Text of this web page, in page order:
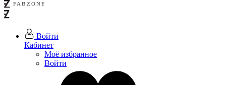
Войти
Кабинет
Моё избранное
Войти